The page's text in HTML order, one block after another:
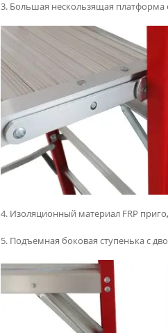
3. Большая нескользящая
4. Изоляционный материал FRP
5. Подъемная боковая ступенька с